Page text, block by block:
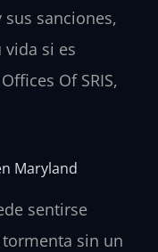
sanciones,
si es
Of SRIS,
Maryland
sentirse
sin un